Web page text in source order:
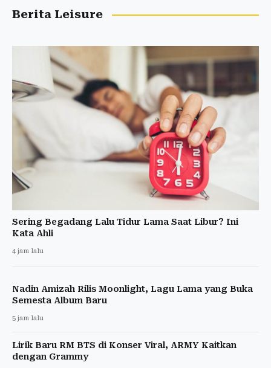
Berita Leisure
Sering Begadang Lalu Tidur Lama Saat Libur? Ini
Kata Ahli
4 jam lalu
Nadin Amizah Rilis Moonlight, Lagu Lama yang Buka
Semesta Album Baru
5 jam lalu
Lirik Baru RM BTS di Konser Viral, ARMY Kaitkan
dengan Grammy